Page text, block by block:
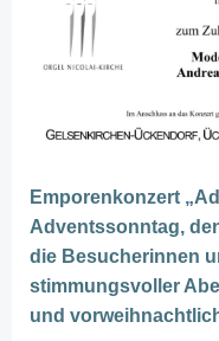
Emporenkonzert
Adventssonntag,
die Besucherinnen
stimmungsvoller
und